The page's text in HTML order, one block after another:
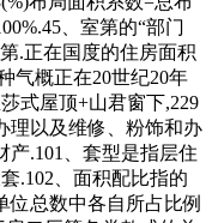
、室第的“部门
.正在国度的住房面积
气概正在20世纪20年
式屋顶+山君窗下,229
理以及维修、粉饰和办
产.101、套型是指层住
.102、面积配比指的
位总数中各自所占比例